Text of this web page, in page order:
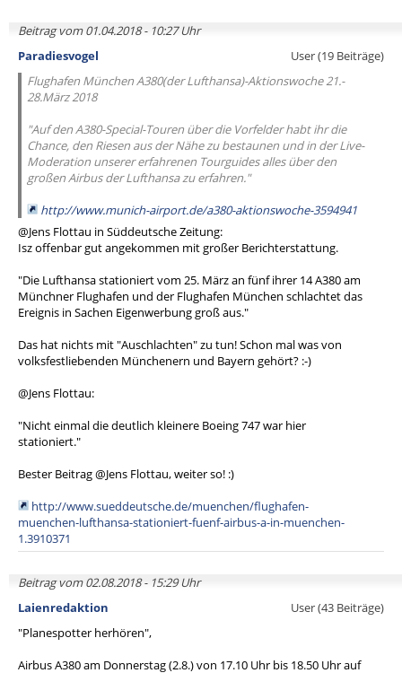
Beitrag vom 01.04.2018 - 10:27 Uhr
Paradiesvogel
User (19 Beiträge)
Flughafen München A380(der Lufthansa)-Aktionswoche 21.-
28.März 2018
"Auf den A380-Special-Touren über die Vorfelder habt ihr die
Chance, den Riesen aus der Nähe zu bestaunen und in der Live-
Moderation unserer erfahrenen Tourguides alles über den
großen Airbus der Lufthansa zu erfahren."
http://www.munich-airport.de/a380-aktionswoche-3594941
@Jens Flottau in Süddeutsche Zeitung:
Isz offenbar gut angekommen mit großer Berichterstattung.
"Die Lufthansa stationiert vom 25. März an fünf ihrer 14 A380 am
Münchner Flughafen und der Flughafen München schlachtet das
Ereignis in Sachen Eigenwerbung groß aus."
Das hat nichts mit "Auschlachten" zu tun! Schon mal was von
volksfestliebenden Münchenern und Bayern gehört? :-)
@Jens Flottau:
"Nicht einmal die deutlich kleinere Boeing 747 war hier
stationiert."
Bester Beitrag @Jens Flottau, weiter so! :)
http://www.sueddeutsche.de/muenchen/flughafen-
muenchen-lufthansa-stationiert-fuenf-airbus-a-in-muenchen-
1.3910371
Beitrag vom 02.08.2018 - 15:29 Uhr
Laienredaktion
User (43 Beiträge)
"Planespotter herhören",
Airbus A380 am Donnerstag (2.8.) von 17.10 Uhr bis 18.50 Uhr auf